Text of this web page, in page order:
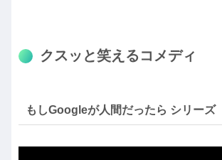
クスッと笑えるコメディ
もしGoogleが人間だったら シリーズ